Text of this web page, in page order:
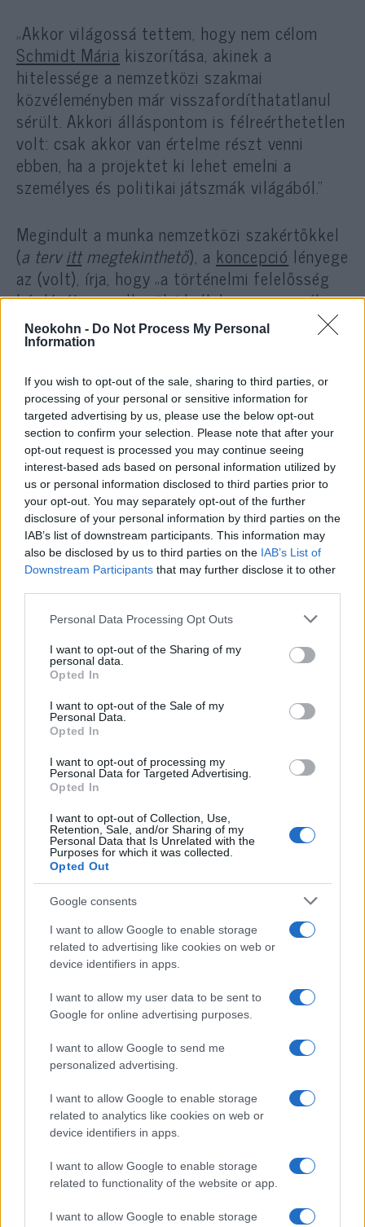
Neokohn - Do Not Process My Personal
Information
If you wish to opt-out of the sale, sharing to third parties, or
processing of your personal or sensitive information for
targeted advertising by us, please use the below opt-out
section to confirm your selection. Please note that after your
opt-out request is processed you may continue seeing
interest-based ads based on personal information utilized by
us or personal information disclosed to third parties prior to
your opt-out. You may separately opt-out of the further
disclosure of your personal information by third parties on the
IAB’s list of downstream participants. This information may
also be disclosed by us to third parties on the IAB’s List of
Downstream Participants that may further disclose it to other
Please note that this website/app uses one or more Google
not limited to your visit or usage behaviour. You may click to
grant or deny consent to Google and its third-party tags to
use your data for below specified purposes in below Google
consent section.
Personal Data Processing Opt Outs
I want to opt-out of the Sharing of my
personal data.
Opted In
I want to opt-out of the Sale of my
Personal Data.
Opted In
I want to opt-out of processing my
Personal Data for Targeted Advertising.
Opted In
I want to opt-out of Collection, Use,
Retention, Sale, and/or Sharing of my
Personal Data that Is Unrelated with the
Purposes for which it was collected.
Opted Out
Google consents
I want to allow Google to enable storage
related to advertising like cookies on web or
device identifiers in apps.
I want to allow my user data to be sent to
Google for online advertising purposes.
I want to allow Google to send me
personalized advertising.
I want to allow Google to enable storage
related to analytics like cookies on web or
device identifiers in apps.
I want to allow Google to enable storage
related to functionality of the website or app.
I want to allow Google to enable storage
„Akkor világossá tettem, hogy nem célom
Schmidt Mária kiszorítása, akinek a
hitelessége a nemzetközi szakmai
közvéleményben már visszafordíthatatlanul
sérült. Akkori álláspontom is félreérthetetlen
volt: csak akkor van értelme részt venni
ebben, ha a projektet ki lehet emelni a
személyes és politikai játszmák világából.”
Megindult a munka nemzetközi szakértőkkel
(a tervittmegtekinthető), a koncepció lényege
az (volt), írja, hogy „a történelmi felelősség
kérdését nem elkerülni kell, hanem személyes,
emberi, morális kontextusba helyezve
megválaszolni.” A közös munka Schmidt
„Pár hónappal első
beszélgetésünk után Schmidt egy
fenyegető ügyvédi levéllel zárta
le a maga részéről
együttműködésünket.
Feltehetően megértette, hogy nem szervilis
„kósersági felelősként” kívánunk az ügyhöz
hozzájárulni, vagyis nem kívánunk legitimálni
egy számos dimenziójában
megkérdőjelezhető, aggályos megközelítést.
Ekkorra számomra is sok minden világossá
vált” – írja Köves Slomó.
A vezető rabbi szerint egyébként nem egy
tudatos, frontális történelemhamisító
koncepció volt a Schmidt által támogatott
tervek mögött, „sokkal inkább volt ez egy
méltatlanul végiggondolatlan, minden
intellektuális erőfeszítést mellőző
belsőépítészeti skicc.”
meg a Sorsok Háza
Hazugság volt, hogy a zsidó
megegyezni
Schmidt után a készülő terveket különböző
fázisokban Gulyás Gergelynek és Semjén
Zsoltnak is bemutatták, a koncepcióval
szemben nyíltan soha, senki nem támasztott